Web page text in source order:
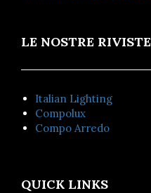
LE NOSTRE RIVISTE
Italian Lighting
Compolux
Compo Arredo
QUICK LINKS